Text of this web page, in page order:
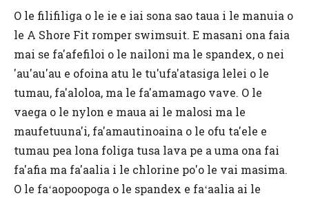
O le filifiliga o le ie e iai sona sao taua i le manuia o
le A Shore Fit romper swimsuit. E masani ona faia
mai se fa'afefiloi o le nailoni ma le spandex, o nei
'au'au'au e ofoina atu le tu'ufa'atasiga lelei o le
tumau, fa'aloloa, ma le fa'amamago vave. O le
vaega o le nylon e maua ai le malosi ma le
maufetuuna'i, fa'amautinoaina o le ofu ta'ele e
tumau pea lona foliga tusa lava pe a uma ona fai
fa'afia ma fa'aalia i le chlorine po'o le vai masima.
O le faʻaopoopoga o le spandex e faʻaalia ai le